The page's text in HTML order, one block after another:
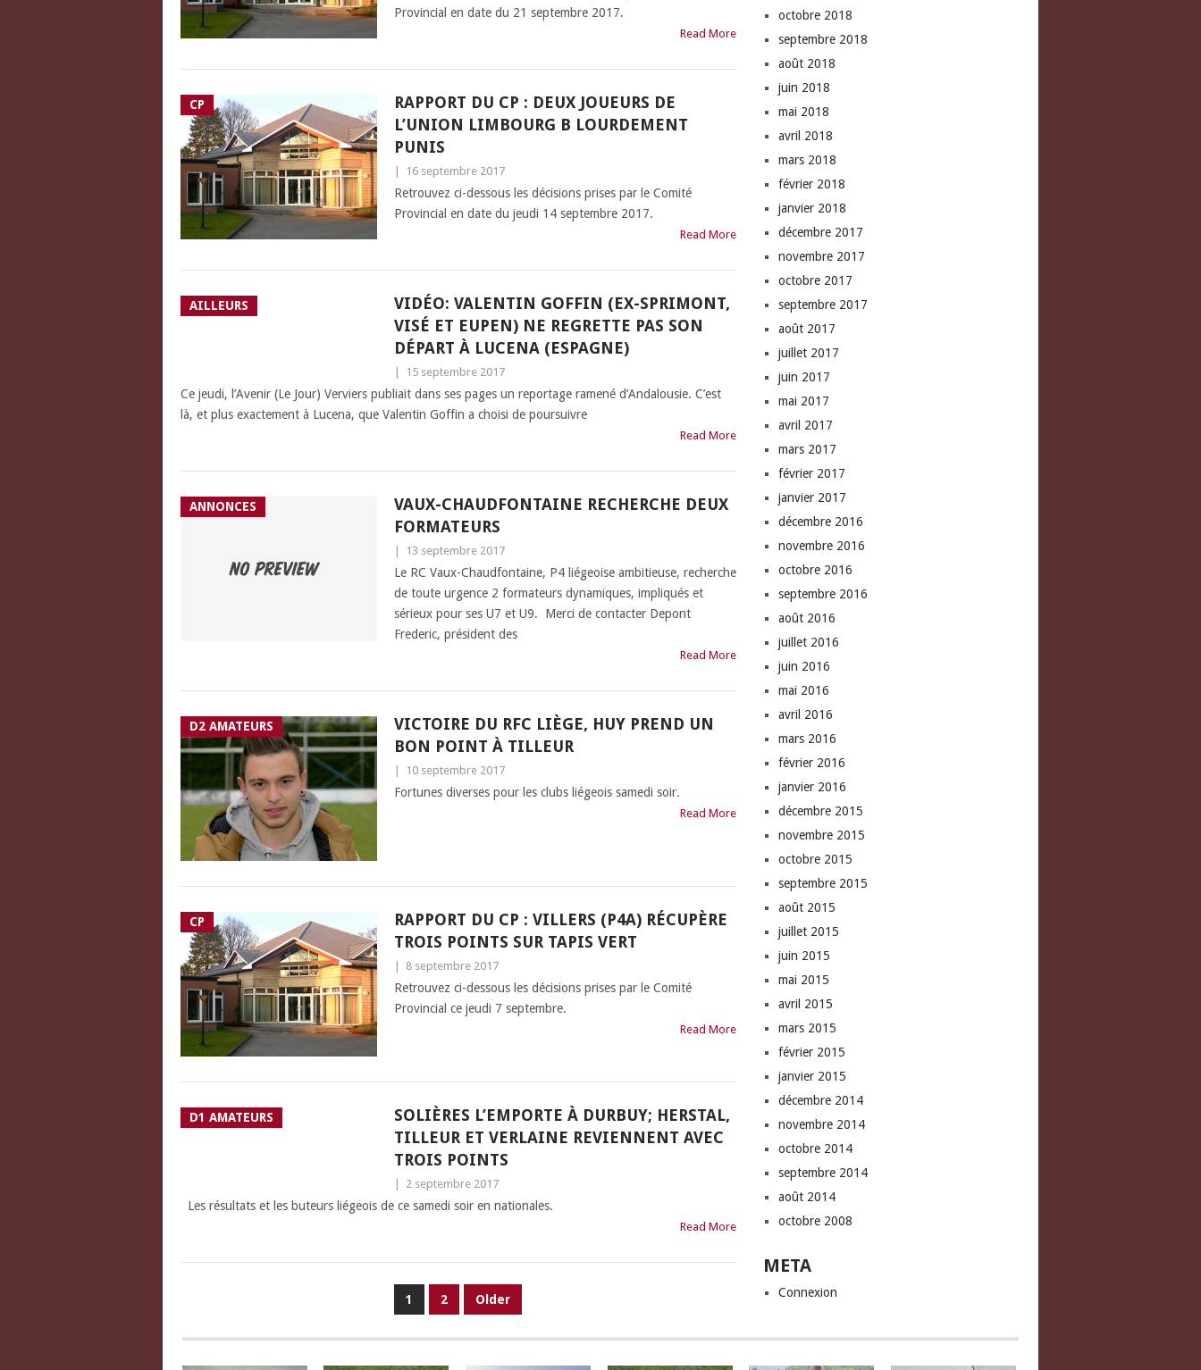
Provincial en date du 21 septembre 2017.
Read More
CP
RAPPORT DU CP : DEUX JOUEURS DE
L’UNION LIMBOURG B LOURDEMENT
PUNIS
16 septembre 2017
Retrouvez ci-dessous les décisions prises par le Comité
Provincial en date du jeudi 14 septembre 2017.
Read More
AILLEURS
VIDÉO: VALENTIN GOFFIN (EX-SPRIMONT,
VISÉ ET EUPEN) NE REGRETTE PAS SON
DÉPART À LUCENA (ESPAGNE)
15 septembre 2017
Ce jeudi, l’Avenir (Le Jour) Verviers publiait dans ses pages un reportage ramené d’Andalousie. C’est
là, et plus exactement à Lucena, que Valentin Goffin a choisi de poursuivre
Read More
ANNONCES
VAUX-CHAUDFONTAINE RECHERCHE DEUX
FORMATEURS
13 septembre 2017
Le RC Vaux-Chaudfontaine, P4 liégeoise ambitieuse, recherche
de toute urgence 2 formateurs dynamiques, impliqués et
sérieux pour ses U7 et U9. Merci de contacter Depont
Frederic, président des
Read More
D2 AMATEURS
VICTOIRE DU RFC LIÈGE, HUY PREND UN
BON POINT À TILLEUR
10 septembre 2017
Fortunes diverses pour les clubs liégeois samedi soir.
Read More
CP
RAPPORT DU CP : VILLERS (P4A) RÉCUPÈRE
TROIS POINTS SUR TAPIS VERT
8 septembre 2017
Retrouvez ci-dessous les décisions prises par le Comité
Provincial ce jeudi 7 septembre.
Read More
D1 AMATEURS
SOLIÈRES L’EMPORTE À DURBUY; HERSTAL,
TILLEUR ET VERLAINE REVIENNENT AVEC
TROIS POINTS
2 septembre 2017
Les résultats et les buteurs liégeois de ce samedi soir en nationales.
Read More
1 2 Older
octobre 2018
septembre 2018
août 2018
juin 2018
mai 2018
avril 2018
mars 2018
février 2018
janvier 2018
décembre 2017
novembre 2017
octobre 2017
septembre 2017
août 2017
juillet 2017
juin 2017
mai 2017
avril 2017
mars 2017
février 2017
janvier 2017
décembre 2016
novembre 2016
octobre 2016
septembre 2016
août 2016
juillet 2016
juin 2016
mai 2016
avril 2016
mars 2016
février 2016
janvier 2016
décembre 2015
novembre 2015
octobre 2015
septembre 2015
août 2015
juillet 2015
juin 2015
mai 2015
avril 2015
mars 2015
février 2015
janvier 2015
décembre 2014
novembre 2014
octobre 2014
septembre 2014
août 2014
octobre 2008
META
Connexion